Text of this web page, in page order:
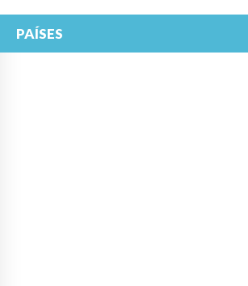
PAÍSES